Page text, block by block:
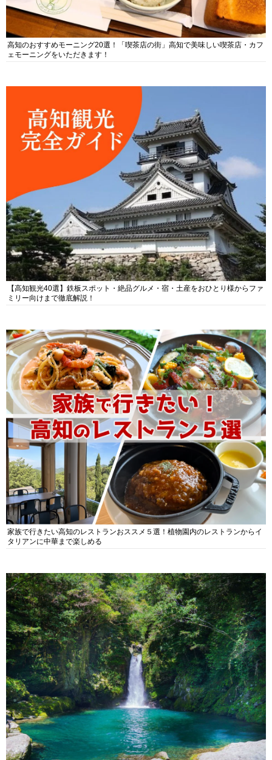
高知のおすすめモーニング20選！「喫茶店の街」高知で美味しい喫茶店・カフ
ェモーニングをいただきます！
【高知観光40選】鉄板スポット・絶品グルメ・宿・土産をおひとり様からファ
ミリー向けまで徹底解説！
家族で行きたい高知のレストランおススメ５選！植物園内のレストランからイ
タリアンに中華まで楽しめる